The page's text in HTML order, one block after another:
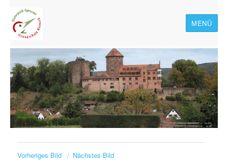
MENÜ
Vorheriges Bild Nächstes Bild